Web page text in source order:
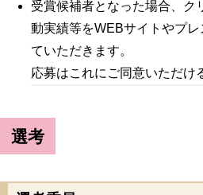
受賞候補者となった場合、ク
動実績等をWEBサイトやプ
ていただきます。
応募はこれにご同意いただけ
選考